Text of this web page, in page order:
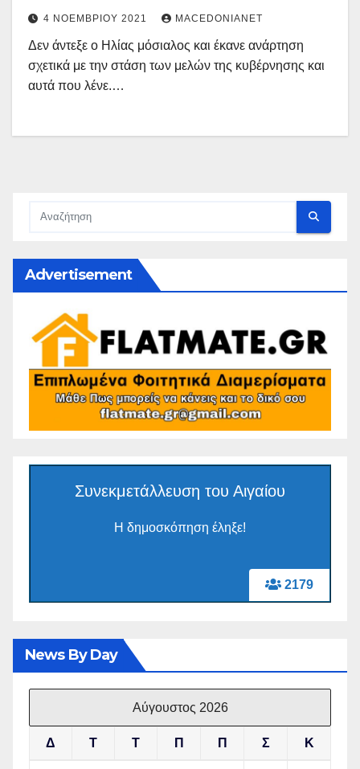
4 ΝΟΕΜΒΡΊΟΥ 2021 MACEDONIANET
Δεν άντεξε ο Ηλίας μόσιαλος και έκανε ανάρτηση
σχετικά με την στάση των μελών της κυβέρνησης και
αυτά που λένε.…
Advertisement
2179
Συνεκμετάλλευση του Αιγαίου
Η δημοσκόπηση έληξε!
News By Day
Αύγουστος 2026
Δ Τ Τ Π Π Σ Κ